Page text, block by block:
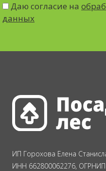
Даю согласие на
данных
ИП Горохова Елена
ИНН 662800062276, ОГРНИП